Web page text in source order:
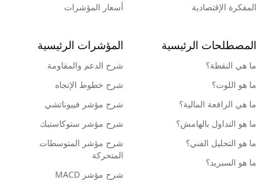
المفكرة الإقتصادية
أسعار المؤشرات
المصطلحات الرئيسية
ما هي النقطة؟
ما هو اللوت؟
ما هي الرافعة المالية؟
ما هو التداول بالهامش؟
ما هو التحليل الفني؟
ما هو السبريد؟
المؤشرات الرئيسية
شرح الدعم والمقاومة
شرح خطوط الإتجاه
شرح مؤشر فيبوناتشي
شرح مؤشر ستوكاستيك
شرح مؤشر المتوسطات
المتحركة
شرح مؤشر MACD